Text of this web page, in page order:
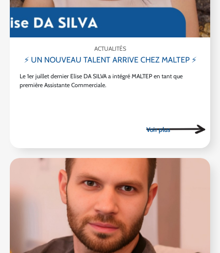
ACTUALITÉS
⚡ UN NOUVEAU TALENT ARRIVE CHEZ MALTEP ⚡
Le 1er juillet dernier Elise DA SILVA a intégré MALTEP en tant que
première Assistante Commerciale.